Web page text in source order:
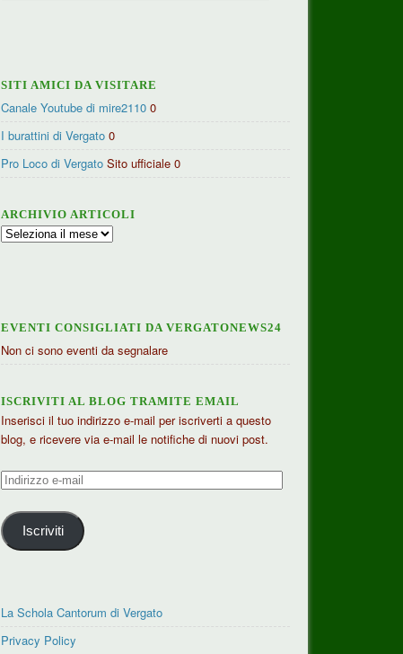
SITI AMICI DA VISITARE
Canale Youtube di mire2110 0
I burattini di Vergato 0
Pro Loco di Vergato Sito ufficiale 0
ARCHIVIO ARTICOLI
Archivio
EVENTI CONSIGLIATI DA VERGATONEWS24
Non ci sono eventi da segnalare
ISCRIVITI AL BLOG TRAMITE EMAIL
Inserisci il tuo indirizzo e-mail per iscriverti a questo
blog, e ricevere via e-mail le notifiche di nuovi post.
Indirizzo
mail
Iscriviti
La Schola Cantorum di Vergato
Privacy Policy